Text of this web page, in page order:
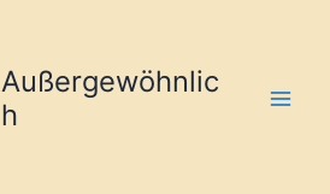
Außergewöhnlic
h